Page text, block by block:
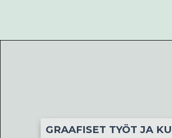
GRAAFISET TYÖT JA